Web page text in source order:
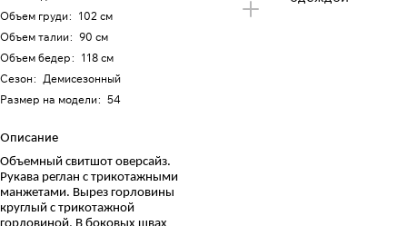
Объем груди: 102 см
Объем талии: 90 см
Объем бедер: 118 см
Сезон: Демисезонный
Размер на модели: 54
Описание
Объемный свитшот оверсайз.
Рукава реглан с трикотажными
манжетами. Вырез горловины
круглый с трикотажной